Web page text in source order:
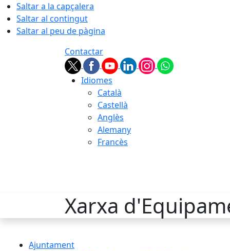
Saltar a la capçalera
Saltar al contingut
Saltar al peu de pàgina
Contactar
Idiomes
Català
Castellà
Anglès
Alemany
Francès
Xarxa
Ajuntament